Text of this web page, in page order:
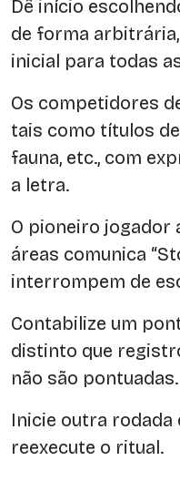
Dê início
de forma
inicial para todas
Os competidores
tais como títulos
fauna, etc., com
a letra.
O pioneiro jogador
áreas comunica
interrompem de
Contabilize um
distinto que
não são pontuadas.
Inicie outra rodada
reexecute o ritual.